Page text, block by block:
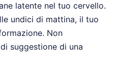
latente nel tuo cervello.
undici di mattina, il tuo
Non
suggestione di una